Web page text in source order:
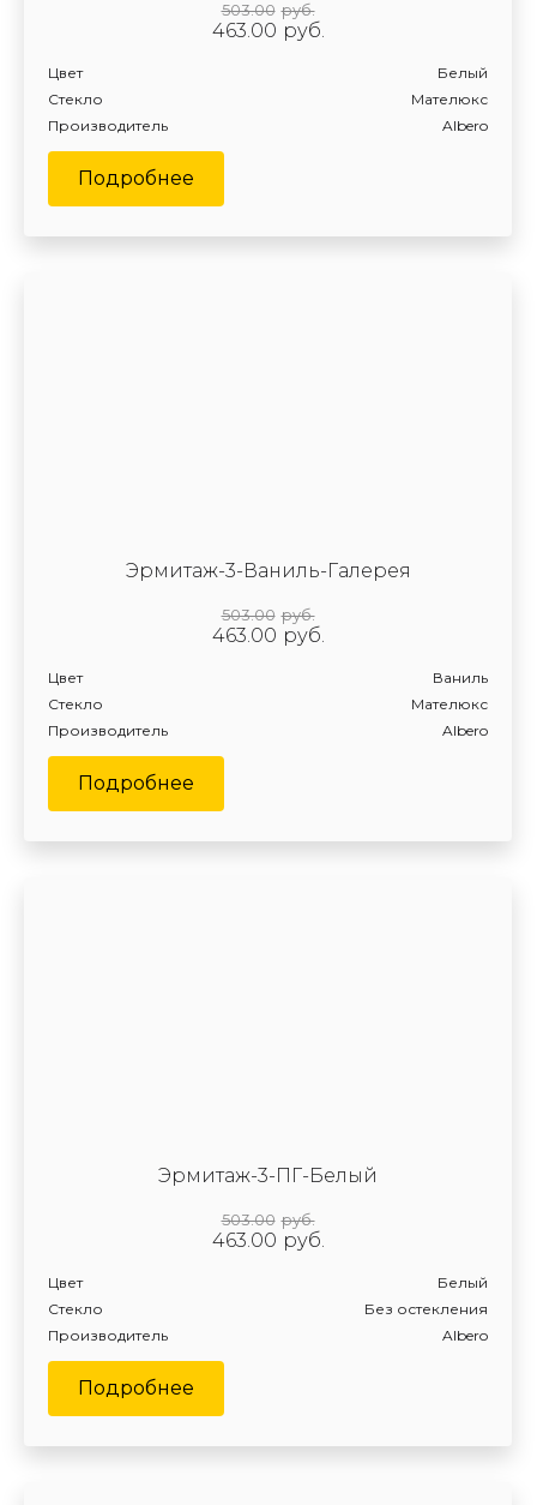
руб.
503.00
руб.
463.00
Цвет Белый
Производитель Albero
Стекло Мателюкс
Подробнее
Эрмитаж-3-Ваниль-Галерея
руб.
503.00
руб.
463.00
Цвет Ваниль
Производитель Albero
Стекло Мателюкс
Подробнее
Эрмитаж-3-ПГ-Белый
руб.
503.00
руб.
463.00
Цвет Белый
Производитель Albero
Стекло Без остекления
Подробнее